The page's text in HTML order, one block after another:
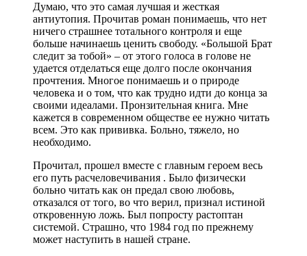
Думаю, что это самая лучшая и жесткая
антиутопия. Прочитав роман понимаешь, что нет
ничего страшнее тотального контроля и еще
больше начинаешь ценить свободу. «Большой Брат
следит за тобой» – от этого голоса в голове не
удается отделаться еще долго после окончания
прочтения. Многое понимаешь и о природе
человека и о том, что как трудно идти до конца за
своими идеалами. Пронзительная книга. Мне
кажется в современном обществе ее нужно читать
всем. Это как прививка. Больно, тяжело, но
необходимо.
Прочитал, прошел вместе с главным героем весь
его путь расчеловечивания . Было физически
больно читать как он предал свою любовь,
отказался от того, во что верил, признал истиной
откровенную ложь. Был попросту растоптан
системой. Страшно, что 1984 год по прежнему
может наступить в нашей стране.